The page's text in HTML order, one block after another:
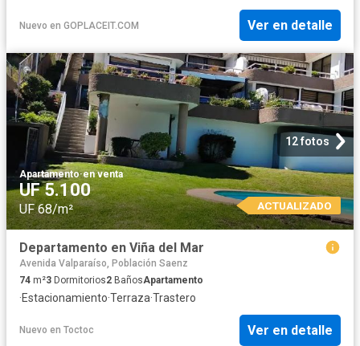
Nuevo en GOPLACEIT.COM Ver en detalle
12 fotos
Apartamento·en venta
UF 5.100
UF 68/m² ACTUALIZADO
Departamento en Viña del Mar
Avenida Valparaíso, Población Saenz
74 m²3 Dormitorios2 BañosApartamento
·Estacionamiento·Terraza·Trastero
Nuevo en Toctoc Ver en detalle